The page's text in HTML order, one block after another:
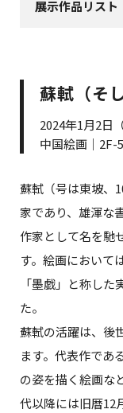
展示作品リスト
蘇軾（そ
2024年1月2日
中国絵画｜2F-
蘇軾（号は東坡、
家であり、雄渾な
作家として名を馳
す。絵画において
「墨戯」と称し
た。
蘇軾の活躍は、後
ます。代表作であ
の姿を描く絵画な
代以降には旧暦12